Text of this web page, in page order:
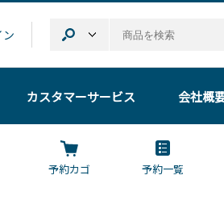
ン
カスタマーサービス 会社概
予約カゴ 予約一覧